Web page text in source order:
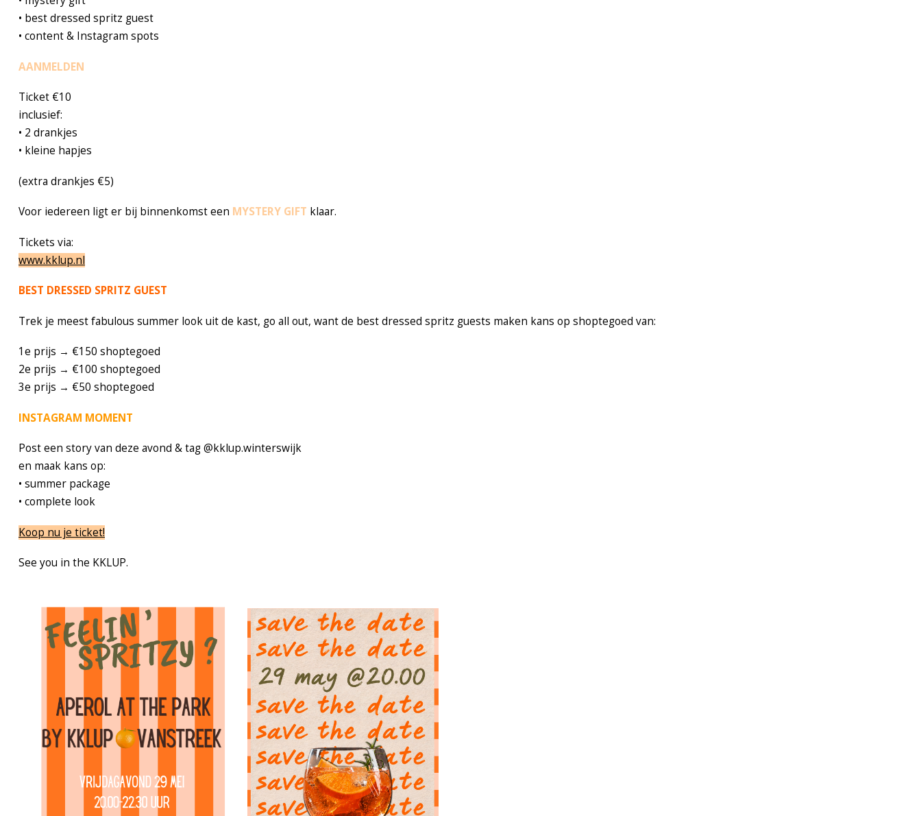
• best dressed spritz guest
• content & Instagram spots
AANMELDEN
Ticket €10
inclusief:
• 2 drankjes
• kleine hapjes
(extra drankjes €5)
Voor iedereen ligt er bij binnenkomst een MYSTERY GIFT klaar.
Tickets via:
www.kklup.nl
BEST DRESSED SPRITZ GUEST
Trek je meest fabulous summer look uit de kast, go all out, want de best dressed spritz guests maken kans op shoptegoed van:
1e prijs → €150 shoptegoed
2e prijs → €100 shoptegoed
3e prijs → €50 shoptegoed
INSTAGRAM MOMENT
Post een story van deze avond & tag @kklup.winterswijk
en maak kans op:
• summer package
• complete look
Koop nu je ticket!
See you in the KKLUP.